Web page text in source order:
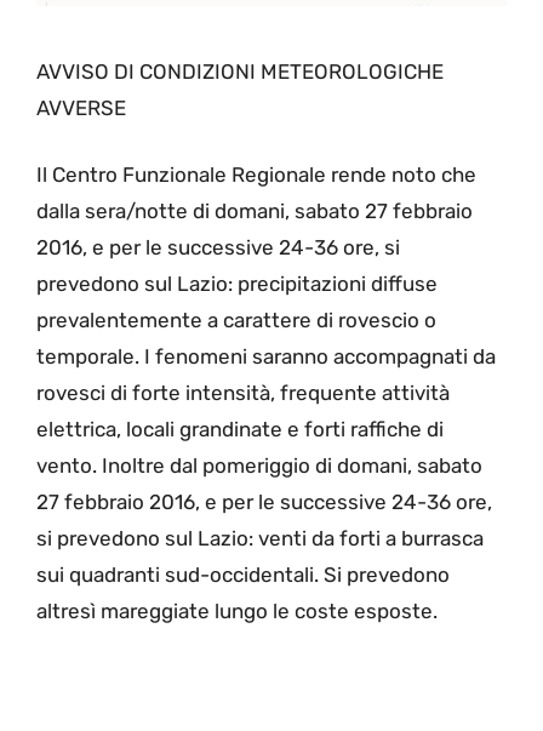
AVVISO DI CONDIZIONI METEOROLOGICHE
AVVERSE
Il Centro Funzionale Regionale rende noto che
dalla sera/notte di domani, sabato 27 febbraio
2016, e per le successive 24-36 ore, si
prevedono sul Lazio: precipitazioni diffuse
prevalentemente a carattere di rovescio o
temporale. I fenomeni saranno accompagnati da
rovesci di forte intensità, frequente attività
elettrica, locali grandinate e forti raffiche di
vento. Inoltre dal pomeriggio di domani, sabato
27 febbraio 2016, e per le successive 24-36 ore,
si prevedono sul Lazio: venti da forti a burrasca
sui quadranti sud-occidentali. Si prevedono
altresì mareggiate lungo le coste esposte.